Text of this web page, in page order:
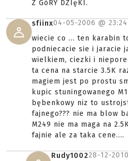
Z GóRY DZIęKI.
sfiinx04-05-2006 @ 23:24
wiecie co ... ten karabin
podniecacie sie i jaracie
wielkiem, ciezki i
ta cena na starcie 3.5K
magiem jest po prostu
kupic stuningowanego
bębenkowy niz to
fajnego??? nie ma blow
M249 nie ma maga na
fajnie ale za taka cene....
Rudy100228-12-